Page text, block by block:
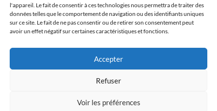
l'appareil. Le fait de consentir à ces technologies nous permettra de traiter des
données telles que le comportement de navigation ou des identifiants uniques
sur ce site. Le fait de ne pas consentir ou de retirer son consentement peut
avoir un effet négatif sur certaines caractéristiques et fonctions.
Accepter
Refuser
Voir les préférences
LATEST UPDATES
© 1998 - 2026 MegaGames.com All rights reserved